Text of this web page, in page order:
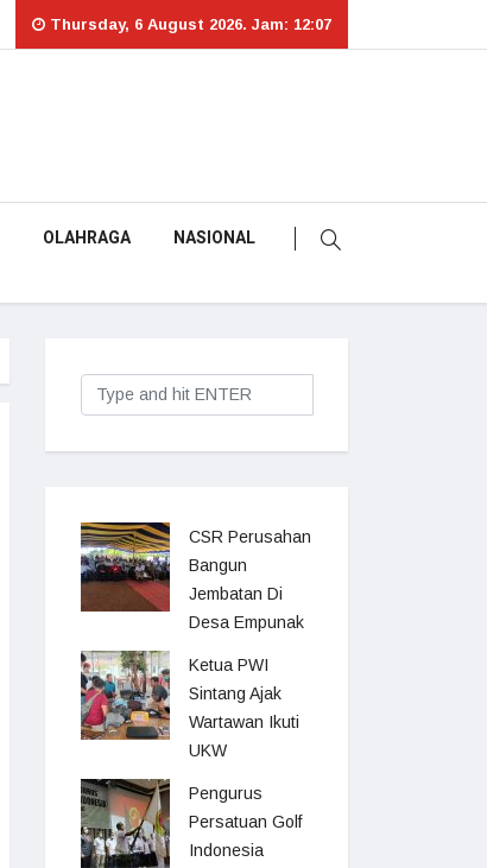
Thursday, 6 August 2026. Jam: 12:07
OLAHRAGA NASIONAL
CSR Perusahan
Bangun
Jembatan Di
Desa Empunak
Ketua PWI
Sintang Ajak
Wartawan Ikuti
UKW
Pengurus
Persatuan Golf
Indonesia